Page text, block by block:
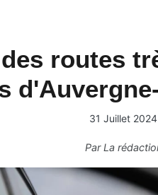
routes
31 Juillet 2024
ParLa